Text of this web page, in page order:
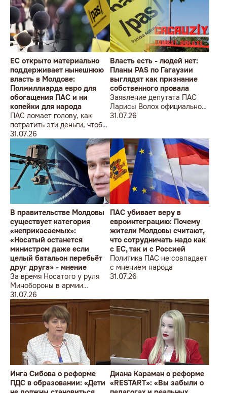
ÎMPOTRIVA MOLDOVEI!
Lecțiile istoriei și provocările
prezentului (la împlinirea a
550 de ani de la bătălia de la
Războieni)
ЕС открыто материально
поддерживает нынешнюю
власть в Молдове:
Полмиллиарда евро для
обогащения ПАС и ни
копейки для народа
ПАС ломает голову, как
потратить эти деньги, чтобы
оппозиция меньше ворчала,
ведь полмиллиарда
незаметно в карман не
положишь
31.07.26
Власть есть - людей нет:
Планы PAS по Гагаузии
выглядят как признание
собственного провала
Заявление депутата ПАС
Ларисы Волох официально
подтвердило провал
Молдовы
31.07.26
В правительстве Молдовы
существует категория
«неприкасаемых»:
«Носатый останется
министром даже если
целый батальон перебьёт
друг друга» - мнение
За время Носатого у руля
Минобороны в армии
погибли 9 человек в мирное
время, включая
несовершеннолетнего
юношу
31.07.26
ПАС убивает веру в
евроинтеграцию: Почему
жители Молдовы считают,
что сотрудничать надо как
с ЕС, так и с Россией
Политика ПАС не совпадает
с мнением народа
31.07.26
Инга Сибова о реформе
ПДС в образовании: «Дети
Диана Караман о реформе
«RESTART»: «Вы забыли о